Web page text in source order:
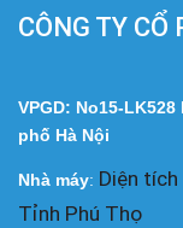
CÔNG TY CỔ
VPGD: No15-
phố Hà Nội
Nhà máy: Diện
Tỉnh Phú Thọ